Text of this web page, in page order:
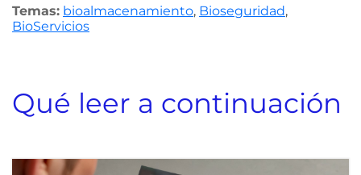
Temas: bioalmacenamiento, Bioseguridad,
BioServicios
Qué leer a continuación